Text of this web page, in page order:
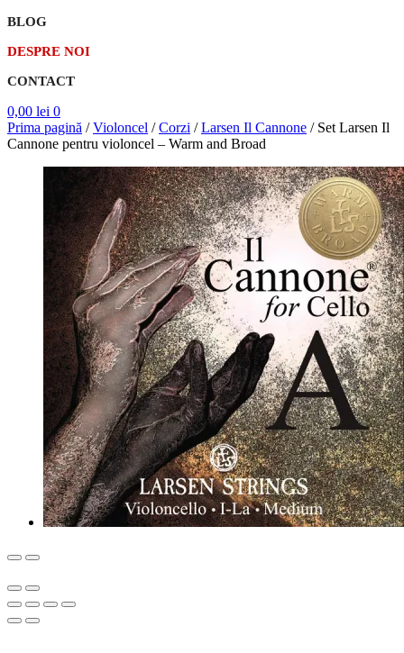
BLOG
DESPRE NOI
CONTACT
0,00 lei 0
Prima pagină /Violoncel /Corzi /Larsen Il Cannone / Set Larsen Il
Cannone pentru violoncel – Warm and Broad